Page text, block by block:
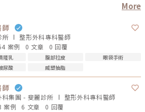
More
師
所 整形外科專科醫師
案例 0 文章 0 回覆
隆乳 腹部拉皮
眼袋手術
尿酸
威塑抽脂
師
科集團 - 斐麗診所 整形外科專科醫師
案例 6 文章 0 回覆